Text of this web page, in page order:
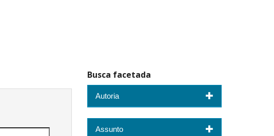
Busca facetada
Autoria
Assunto